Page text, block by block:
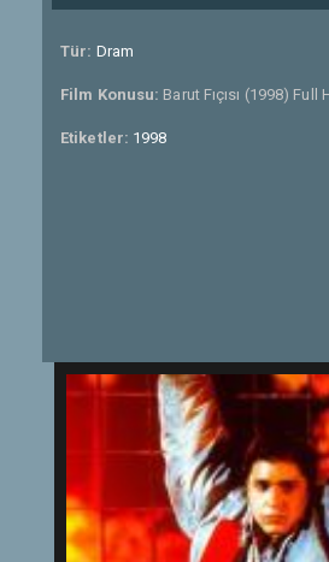
Tür: Dram
Film Konusu: Barut Fıçısı (1998) Full
Etiketler: 1998